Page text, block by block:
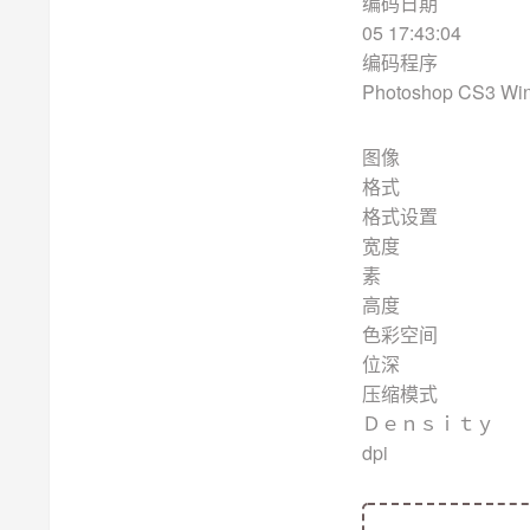
05 17:43:04
编
Photoshop CS3
图像
格
宽
素
高
色
压
Ｄｅ
dpi